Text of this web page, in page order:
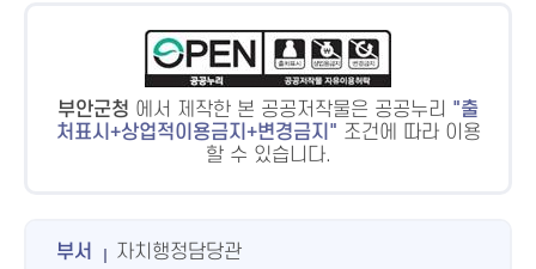
부안군청 에서 제작한 본 공공저작물은 공공누리
출
처표시+상업적이용금지+변경금지
조건에 따라 이용
할 수 있습니다.
부서
자치행정담당관